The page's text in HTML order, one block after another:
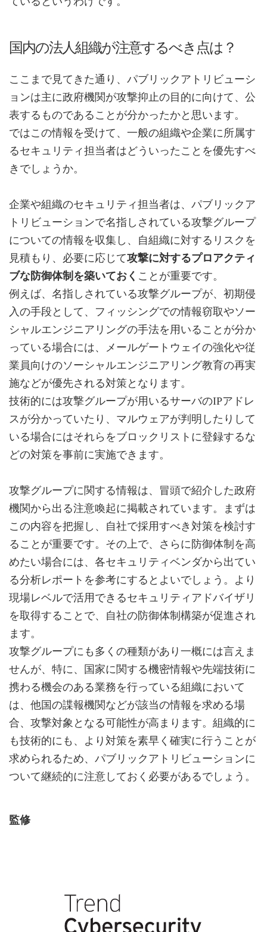
国内の法人組織が注意するべき点は？
ここまで見てきた通り、パブリックアトリビューシ
ョンは主に政府機関が攻撃抑止の目的に向けて、公
表するものであることが分かったかと思います。
ではこの情報を受けて、一般の組織や企業に所属す
るセキュリティ担当者はどういったことを優先すべ
きでしょうか。
企業や組織のセキュリティ担当者は、パブリックア
トリビューションで名指しされている攻撃グループ
についての情報を収集し、自組織に対するリスクを
見積もり、必要に応じて攻撃に対するプロアクティ
ブな防御体制を築いておく ことが重要です。
例えば、名指しされている攻撃グループが、初期侵
入の手段として、フィッシングでの情報窃取やソー
シャルエンジニアリングの手法を用いることが分か
っている場合には、メールゲートウェイの強化や従
業員向けのソーシャルエンジニアリング教育の再実
施などが優先される対策となります。
技術的には攻撃グループが用いるサーバのIPアドレ
スが分かっていたり、マルウェアが判明したりして
いる場合にはそれらをブロックリストに登録するな
どの対策を事前に実施できます。
攻撃グループに関する情報は、冒頭で紹介した政府
機関から出る注意喚起に掲載されています。まずは
この内容を把握し、自社で採用すべき対策を検討す
ることが重要です。その上で、さらに防御体制を高
めたい場合には、各セキュリティベンダから出てい
る分析レポートを参考にするとよいでしょう。より
現場レベルで活用できるセキュリティアドバイザリ
を取得することで、自社の防御体制構築が促進され
ます。
攻撃グループにも多くの種類があり一概には言えま
せんが、特に、国家に関する機密情報や先端技術に
携わる機会のある業務を行っている組織において
は、他国の諜報機関などが該当の情報を求める場
合、攻撃対象となる可能性が高まります。組織的に
も技術的にも、より対策を素早く確実に行うことが
求められるため、パブリックアトリビューションに
ついて継続的に注意しておく必要があるでしょう。
監修